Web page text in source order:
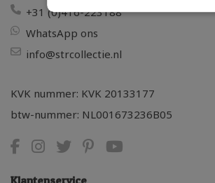
+31 (0)416-223188
WhatsApp ons
info@strcollectie.nl
KVK nummer: KVK 20133177
btw-nummer: NL001673236B05